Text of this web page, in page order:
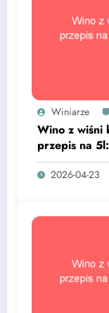
Winiarze
Wino z wiśni
przepis na
sekret
2026-04-23